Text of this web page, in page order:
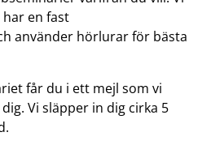
en fast
använder hörlurar för bästa
får du i ett mejl som vi
Vi släpper in dig cirka 5